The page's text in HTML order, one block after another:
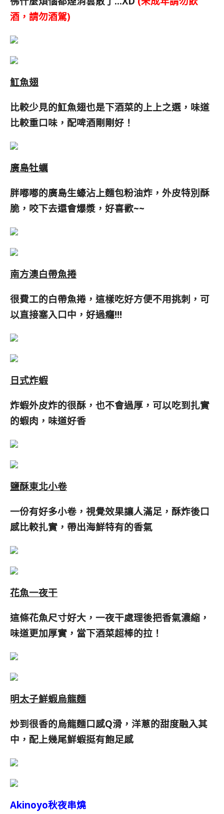
酒，請勿酒駕)
魟魚翅
比較少見的魟魚翅也是下酒菜的上上之選，味道
比較重口味，配啤酒剛剛好！
廣島牡蠣
胖嘟嘟的廣島生蠔沾上麵包粉油炸，外皮特別酥
脆，咬下去還會爆漿，好喜歡~~
南方澳白帶魚捲
很費工的白帶魚捲，這樣吃好方便不用挑刺，可
以直接塞入口中，好過癮!!!
日式炸蝦
炸蝦外皮炸的很酥，也不會過厚，可以吃到扎實
的蝦肉，味道好香
鹽酥東北小卷
一份有好多小卷，視覺效果讓人滿足，酥炸後口
感比較扎實，帶出海鮮特有的香氣
花魚一夜干
這條花魚尺寸好大，一夜干處理後把香氣濃縮，
味道更加厚實，當下酒菜超棒的拉！
明太子鮮蝦烏龍麵
炒到很香的烏龍麵口感Q滑，洋蔥的甜度融入其
中，配上幾尾鮮蝦挺有飽足感
Akinoyo秋夜串燒